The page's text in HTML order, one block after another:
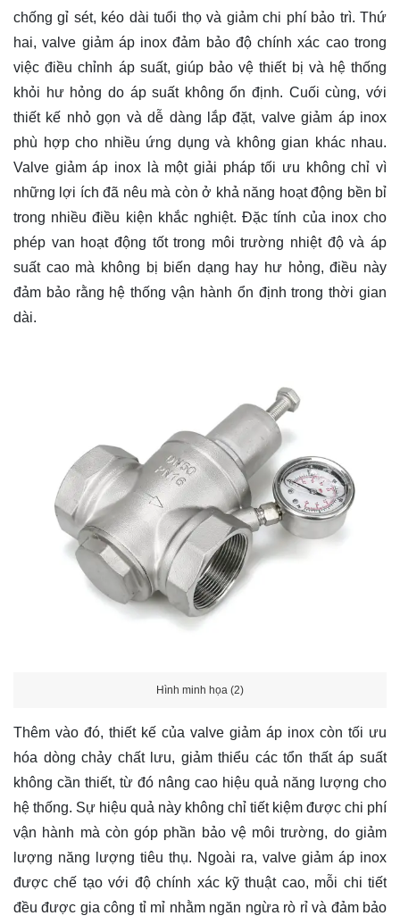
chống gỉ sét, kéo dài tuổi thọ và giảm chi phí bảo trì. Thứ
hai, valve giảm áp inox đảm bảo độ chính xác cao trong
việc điều chỉnh áp suất, giúp bảo vệ thiết bị và hệ thống
khỏi hư hỏng do áp suất không ổn định. Cuối cùng, với
thiết kế nhỏ gọn và dễ dàng lắp đặt, valve giảm áp inox
phù hợp cho nhiều ứng dụng và không gian khác nhau.
Valve giảm áp inox là một giải pháp tối ưu không chỉ vì
những lợi ích đã nêu mà còn ở khả năng hoạt động bền bỉ
trong nhiều điều kiện khắc nghiệt. Đặc tính của inox cho
phép van hoạt động tốt trong môi trường nhiệt độ và áp
suất cao mà không bị biến dạng hay hư hỏng, điều này
đảm bảo rằng hệ thống vận hành ổn định trong thời gian
dài.
Hình minh họa (2)
Thêm vào đó, thiết kế của valve giảm áp inox còn tối ưu
hóa dòng chảy chất lưu, giảm thiểu các tổn thất áp suất
không cần thiết, từ đó nâng cao hiệu quả năng lượng cho
hệ thống. Sự hiệu quả này không chỉ tiết kiệm được chi phí
vận hành mà còn góp phần bảo vệ môi trường, do giảm
lượng năng lượng tiêu thụ. Ngoài ra, valve giảm áp inox
được chế tạo với độ chính xác kỹ thuật cao, mỗi chi tiết
đều được gia công tỉ mỉ nhằm ngăn ngừa rò rỉ và đảm bảo